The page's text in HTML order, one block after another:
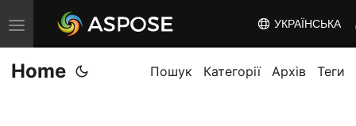
T
o
g
УКРАЇНСЬКА
Home Пошук Категорії Архів Теги